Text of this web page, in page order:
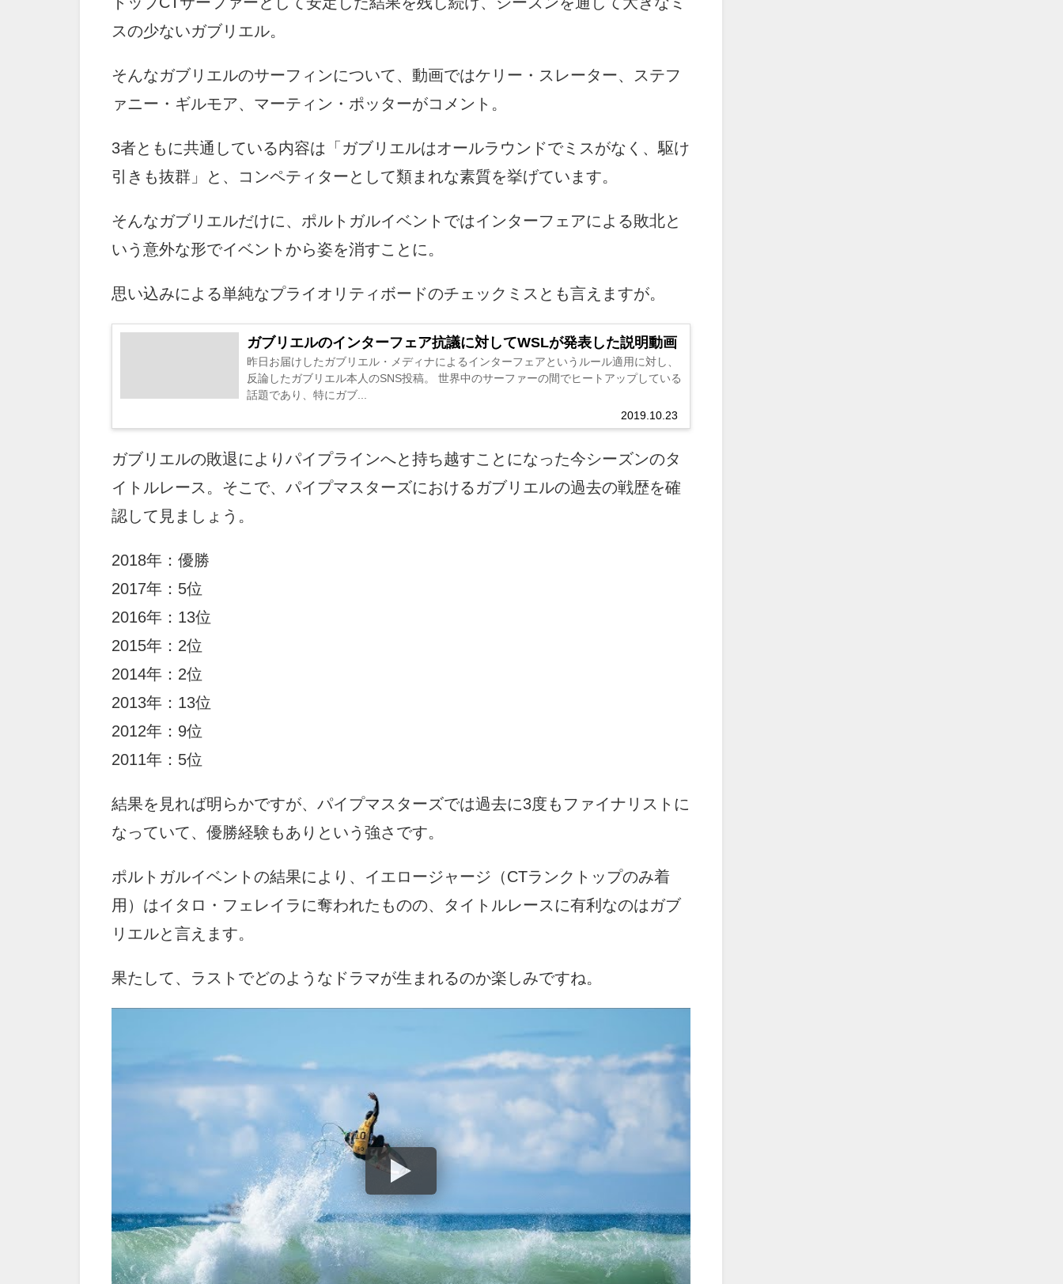
スの少ないガブリエル。
そんなガブリエルのサーフィンについて、動画ではケリー・スレーター、ステフ
ァニー・ギルモア、マーティン・ポッターがコメント。
3者ともに共通している内容は「ガブリエルはオールラウンドでミスがなく、駆け
引きも抜群」と、コンペティターとして類まれな素質を挙げています。
そんなガブリエルだけに、ポルトガルイベントではインターフェアによる敗北と
いう意外な形でイベントから姿を消すことに。
思い込みによる単純なプライオリティボードのチェックミスとも言えますが。
ガブリエルのインターフェア抗議に対してWSLが発表した説明動画
2019.10.23
昨日お届けしたガブリエル・メディナによるインターフェアというルール適用に対し、
反論したガブリエル本人のSNS投稿。 世界中のサーファーの間でヒートアップしている
話題であり、特にガブ...
ガブリエルの敗退によりパイプラインへと持ち越すことになった今シーズンのタ
イトルレース。そこで、パイプマスターズにおけるガブリエルの過去の戦歴を確
認して見ましょう。
2018年：優勝
2017年：5位
2016年：13位
2015年：2位
2014年：2位
2013年：13位
2012年：9位
2011年：5位
結果を見れば明らかですが、パイプマスターズでは過去に3度もファイナリストに
なっていて、優勝経験もありという強さです。
ポルトガルイベントの結果により、イエロージャージ（CTランクトップのみ着
用）はイタロ・フェレイラに奪われたものの、タイトルレースに有利なのはガブ
リエルと言えます。
果たして、ラストでどのようなドラマが生まれるのか楽しみですね。